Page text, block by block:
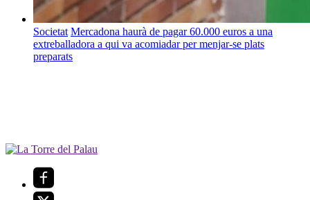
Societat Mercadona haurà de pagar 60.000 euros a una
extreballadora a qui va acomiadar per menjar-se plats
preparats